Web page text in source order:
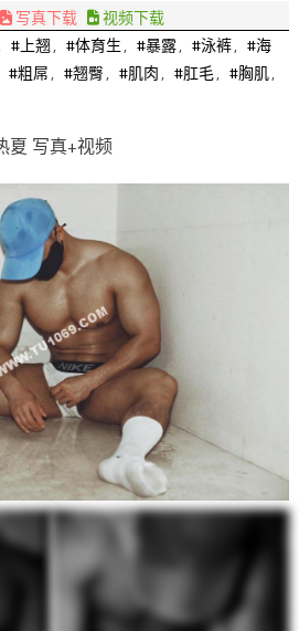
写真下载
视频下载
, #上翘, #体育生, #暴露, #泳裤, #海
#粗屌, #翘臀, #肌肉, #肛毛, #胸肌,
夏 写真+视频